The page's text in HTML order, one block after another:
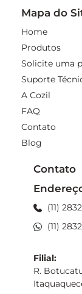
Mapa do
Home
Produtos
Solicite uma
Suporte
A Cozil
FAQ
Contato
Blog
Contato
(11)
(11)
Filial:
R.